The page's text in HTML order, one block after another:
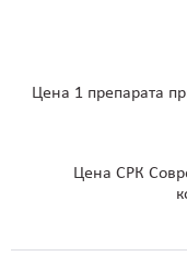
Цена 1 препарата
Цена СРК